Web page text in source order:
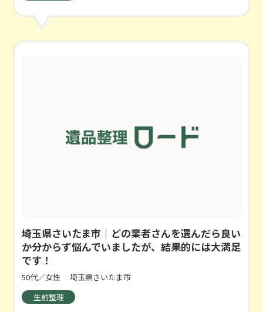
埼玉県さいたま市｜どの業者さんを選んだら良い
か分からず悩んでいましたが、結果的には大満足
です！
50代／女性
埼玉県さいたま市
生前整理